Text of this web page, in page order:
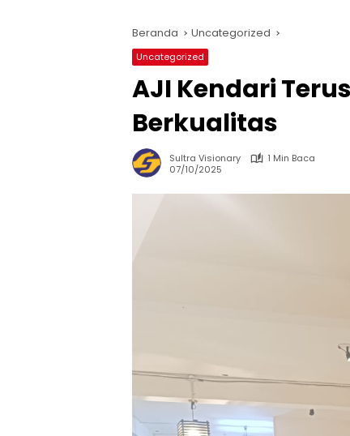
Beranda Uncategorized
Uncategorized
AJI Kendari
Berkualitas
Sultra Visionary
1 Min Baca
07/10/2025